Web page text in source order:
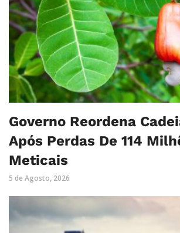
Governo Reordena
Após Perdas De 114
Meticais
5 de Agosto, 2026